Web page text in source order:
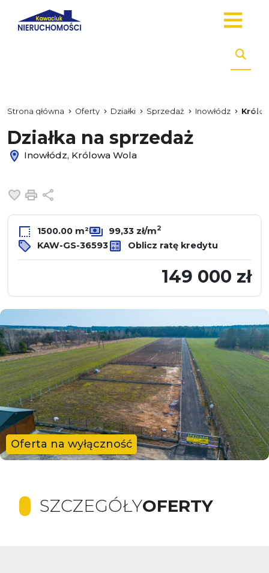
Strona główna Oferty Działki Sprzedaż Inowłódz
Działka na sprzedaż
Inowłódz, Królowa Wola
Dodaj do ulubionych
Drukuj
1500.00 m² 99,33 zł/m2
KAW-GS-36593 Oblicz ratę kredytu
149 000 zł
Oferta na wyłączność
SZCZEGÓŁYOFERTY